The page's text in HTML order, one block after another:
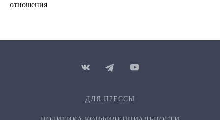
отношения
ДЛЯ ПРЕССЫ